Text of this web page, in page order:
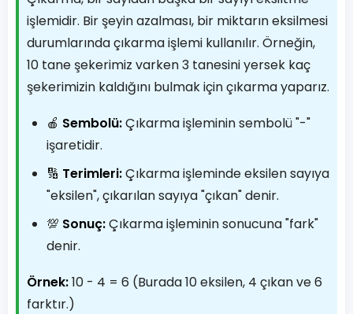
işlemidir. Bir şeyin azalması, bir miktarın eksilmesi
durumlarında çıkarma işlemi kullanılır. Örneğin,
10 tane şekerimiz varken 3 tanesini yersek kaç
şekerimizin kaldığını bulmak için çıkarma yaparız.
🍎 Sembolü:Çıkarma işleminin sembolü "-"
işaretidir.
🔢 Terimleri:Çıkarma işleminde eksilen sayıya
"eksilen", çıkarılan sayıya "çıkan" denir.
💯 Sonuç:Çıkarma işleminin sonucuna "fark"
denir.
Örnek:10 - 4 = 6 (Burada 10 eksilen, 4 çıkan ve 6
farktır.)